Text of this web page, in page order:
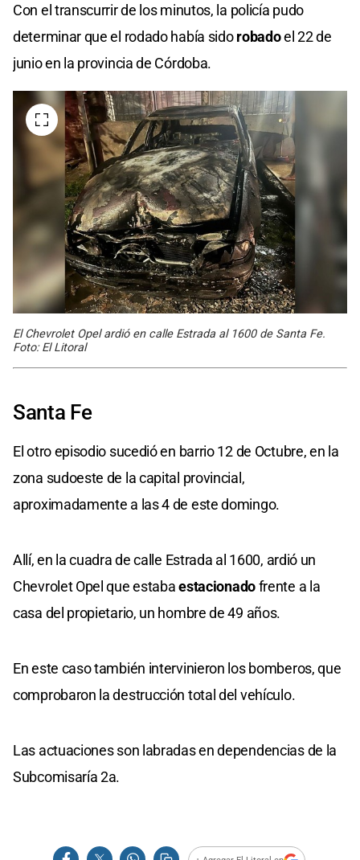
Con el transcurrir de los minutos, la policía pudo
determinar que el rodado había sidorobadoel 22 de
junio en la provincia de Córdoba.
El Chevrolet Opel ardió en calle Estrada al 1600 de Santa Fe.
Foto: El Litoral
Santa Fe
El otro episodio sucedió en barrio 12 de Octubre, en la
zona sudoeste de la capital provincial,
aproximadamente a las 4 de este domingo.
Allí, en la cuadra de calle Estrada al 1600, ardió un
Chevrolet Opel que estabaestacionadofrente a la
casa del propietario, un hombre de 49 años.
En este caso también intervinieron los bomberos, que
comprobaron la destrucción total del vehículo.
Las actuaciones son labradas en dependencias de la
Subcomisaría 2a.